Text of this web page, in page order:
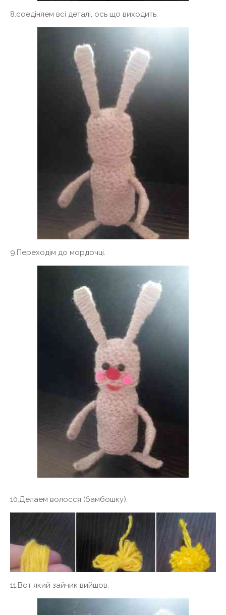
8.соедіняем всі деталі, ось що виходить.
9.Переходім до мордочці.
10.Делаем волосся (бамбошку).
11.Вот який зайчик вийшов.